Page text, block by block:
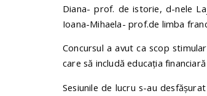
Diana- prof. de istorie, d-nele
Ioana-Mihaela- prof.de limba
Concursul a avut ca scop
care să includă educația
Sesiunile de lucru s-au